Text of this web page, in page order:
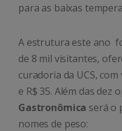
para as baixas
A estrutura este ano
de 8 mil visitantes,
curadoria da UCS,
e R$ 35. Além das dez
Gastronômica será o
nomes de peso: